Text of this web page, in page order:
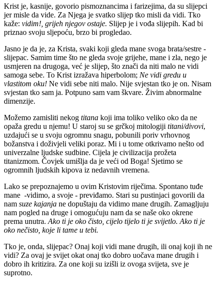
Krist je, kasnije, govorio pismoznancima i farizejima, da su slijepci
jer misle da vide. Za Njega je svatko slijep tko misli da vidi. Tko
kaže: vidim!, grijeh njegov ostaje. Slijep je i vođa slijepih. Kad bi
priznao svoju sljepoću, brzo bi progledao.
Jasno je da je, za Krista, svaki koji gleda mane svoga brata/sestre -
slijepac. Samim time što ne gleda svoje grijehe, mane i zla, nego je
usmjeren na drugoga, već je slijep, što znači da niti malo ne vidi
samoga sebe. To Krist izražava hiperbolom; Ne vidi gredu u
vlastitom oku! Ne vidi sebe niti malo. Nije svjestan tko je on. Nisam
svjestan tko sam ja. Potpuno sam vam škvare. Živim abnormalne
dimenzije.
Možemo zamisliti nekog titana koji ima toliko veliko oko da ne
opaža gredu u njemu! U staroj su se grčkoj mitologiji titani/divovi,
uzdajući se u svoju ogromnu snagu, pobunili poriv vrhovnog
božanstva i doživjeli veliki poraz. Mi i u tome otkrivamo nešto od
univerzalne ljudske sudbine. Cijela je civilizacija prožeta
titanizmom. Čovjek umišlja da je veći od Boga! Sjetimo se
ogromnih ljudskih kipova iz nedavnih vremena.
Lako se prepoznajemo u ovim Kristovim riječima. Spontano tuđe
mane -vidimo, a svoje - previđamo. Stari su pustinjaci govorili da
nam suze kajanja ne dopuštaju da vidimo mane drugih. Zamagljuju
nam pogled na druge i omogućuju nam da se naše oko okrene
prema unutra. Ako ti je oko čisto, cijelo tijelo ti je svijetlo. Ako ti je
oko nečisto, koje li tame u tebi.
Tko je, onda, slijepac? Onaj koji vidi mane drugih, ili onaj koji ih ne
vidi? Za ovaj je svijet okat onaj tko dobro uočava mane drugih i
dobro ih kritizira. Za one koji su izišli iz ovoga svijeta, sve je
suprotno.